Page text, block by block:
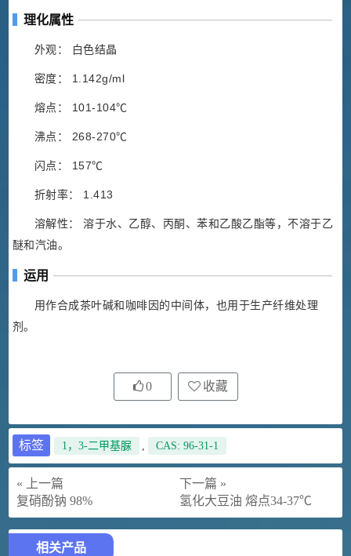
理化属性
外观： 白色结晶
密度： 1.142g/ml
熔点： 101-104℃
沸点： 268-270℃
闪点： 157℃
折射率： 1.413
溶解性： 溶于水、乙醇、丙酮、苯和乙酸乙酯等，不溶于乙
醚和汽油。
运用
用作合成茶叶碱和咖啡因的中间体，也用于生产纤维处理
剂。
0 收藏
标签 1，3-二甲基脲 , CAS: 96-31-1
« 上一篇
复硝酚钠 98%
下一篇 »
氢化大豆油 熔点34-37℃
相关产品